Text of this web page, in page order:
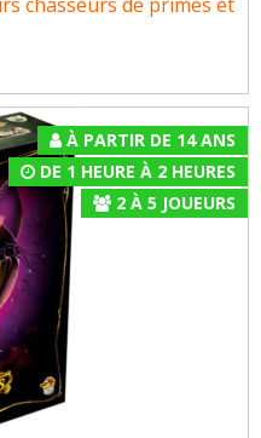
À PARTIR DE 14 ANS
DE 1 HEURE À 2 HEURES
2À 5 JOUEURS